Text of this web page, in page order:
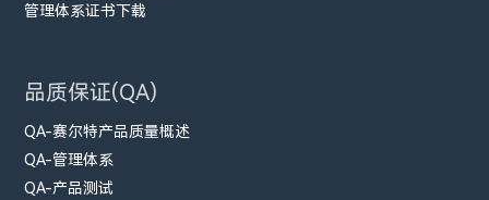
管理体系证书下载
品质保证(QA)
QA-赛尔特产品质量概述
QA-管理体系
QA-产品测试